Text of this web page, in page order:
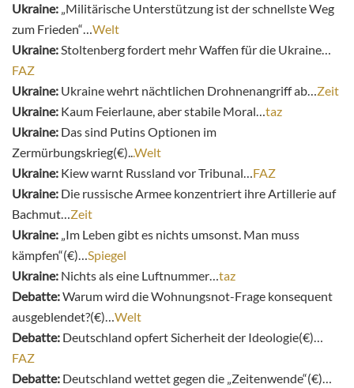
Ukraine: „Militärische Unterstützung ist der schnellste Weg
zum Frieden“…Welt
Ukraine:Stoltenberg fordert mehr Waffen für die Ukraine…
FAZ
Ukraine: Ukraine wehrt nächtlichen Drohnenangriff ab…Zeit
Ukraine: Kaum Feierlaune, aber stabile Moral…taz
Ukraine: Das sind Putins Optionen im
Zermürbungskrieg(€)...Welt
Ukraine: Kiew warnt Russland vor Tribunal…FAZ
Ukraine: Die russische Armee konzentriert ihre Artillerie auf
Bachmut…Zeit
Ukraine: „Im Leben gibt es nichts umsonst. Man muss
kämpfen“(€)…Spiegel
Ukraine: Nichts als eine Luftnummer…taz
Debatte:Warum wird die Wohnungsnot-Frage konsequent
ausgeblendet?(€)…Welt
Debatte: Deutschland opfert Sicherheit der Ideologie(€)…
FAZ
Debatte: Deutschland wettet gegen die „Zeitenwende“(€)…